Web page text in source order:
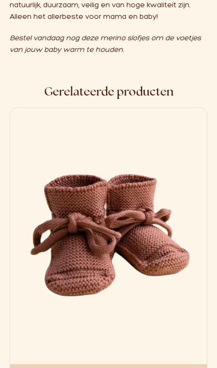
natuurlijk, duurzaam, veilig en van hoge kwaliteit zijn.
Alleen het allerbeste voor mama en baby!
Bestel vandaag nog deze merino slofjes om de voetjes
van jouw baby warm te houden.
Gerelateerde producten